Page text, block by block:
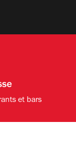
et bars